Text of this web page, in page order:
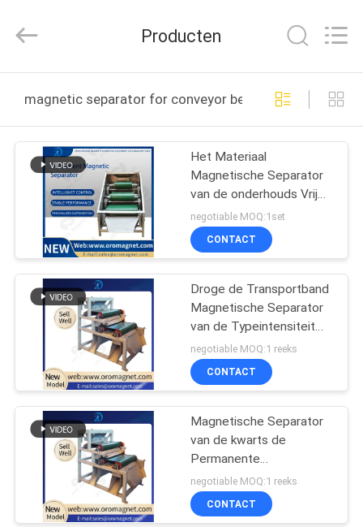
PRODUCTEN
ONGEVEER
ONS
FABRIEKSREIS
KWALITEITSCONTROLE
CONTACTEER
ONS
NIEUWS
KENNIS
Ltd..
Reserved.
Producten
magnetic separator for conveyor belts online fabricage
Het Materiaal
Magnetische Separator
van de onderhouds Vrije
Magnetische Scheiding
voor Transportbanden
negotiable MOQ:1set
CONTACT
Droge de Transportband
Magnetische Separator
van de Typeintensiteit
voor Bouwmaterialen
negotiable MOQ:1 reeks
CONTACT
Magnetische Separator
van de kwarts de
Permanente
Transportband met
Dubbele Rollen
negotiable MOQ:1 reeks
CONTACT